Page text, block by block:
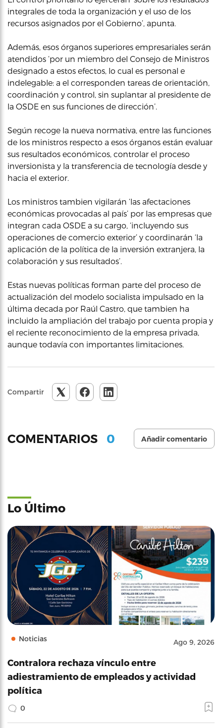
integrales de toda la organización y el uso de los
recursos asignados por el Gobierno’, apunta.
Además, esos órganos superiores empresariales serán
atendidos ‘por un miembro del Consejo de Ministros
designado a estos efectos, lo cual es personal e
indelegable: a el corresponden tareas de orientación,
coordinación y control, sin suplantar al presidente de
la OSDE en sus funciones de dirección’.
Según recoge la nueva normativa, entre las funciones
de los ministros respecto a esos órganos están evaluar
sus resultados económicos, controlar el proceso
inversionista y la transferencia de tecnología desde y
hacia el exterior.
Los ministros tambien vigilarán ‘las afectaciones
económicas provocadas al país’ por las empresas que
integran cada OSDE a su cargo, ‘incluyendo sus
operaciones de comercio exterior’ y coordinarán ‘la
aplicación de la política de la inversión extranjera, la
colaboración y sus resultados’.
Estas nuevas políticas forman parte del proceso de
actualización del modelo socialista impulsado en la
última decada por Raúl Castro, que tambien ha
incluido la ampliación del trabajo por cuenta propia y
el reciente reconocimiento de la empresa privada,
aunque todavía con importantes limitaciones.
Compartir
COMENTARIOS 0 Añadir comentario
Lo Último
Noticias Ago 9, 2026
Contralora rechaza vínculo entre
adiestramiento de empleados y actividad
política
0